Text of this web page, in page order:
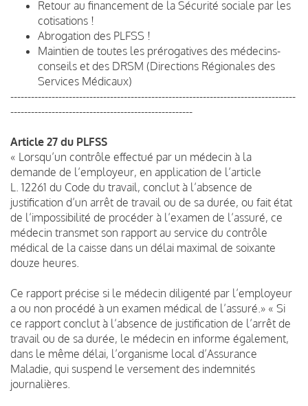
Retour au financement de la Sécurité sociale par les
cotisations !
Abrogation des PLFSS !
Maintien de toutes les prérogatives des médecins-
conseils et des DRSM (Directions Régionales des
Services Médicaux)
-----------------------------------------------------------------------------------
-----------------------------------------------------
Article 27 du PLFSS
« Lorsqu’un contrôle effectué par un médecin à la
demande de l’employeur, en application de l’article
L. 12261 du Code du travail, conclut à l’absence de
justification d’un arrêt de travail ou de sa durée, ou fait état
de l’impossibilité de procéder à l’examen de l’assuré, ce
médecin transmet son rapport au service du contrôle
médical de la caisse dans un délai maximal de soixante
douze heures.
Ce rapport précise si le médecin diligenté par l’employeur
a ou non procédé à un examen médical de l’assuré.» « Si
ce rapport conclut à l’absence de justification de l’arrêt de
travail ou de sa durée, le médecin en informe également,
dans le même délai, l’organisme local d’Assurance
Maladie, qui suspend le versement des indemnités
journalières.